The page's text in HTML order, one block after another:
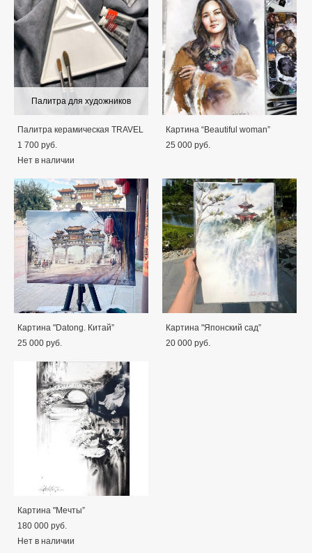
Палитра для художников
Палитра керамическая TRAVEL
1 700 pуб.
Нет в наличии
Картина “Beautiful woman”
25 000 pуб.
Картина "Datong. Китай”
25 000 pуб.
Картина "Японский сад”
20 000 pуб.
Картина "Мечты”
180 000 pуб.
Нет в наличии